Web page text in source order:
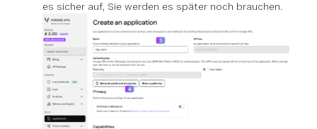
es sicher auf, Sie werden es später noch brauchen.